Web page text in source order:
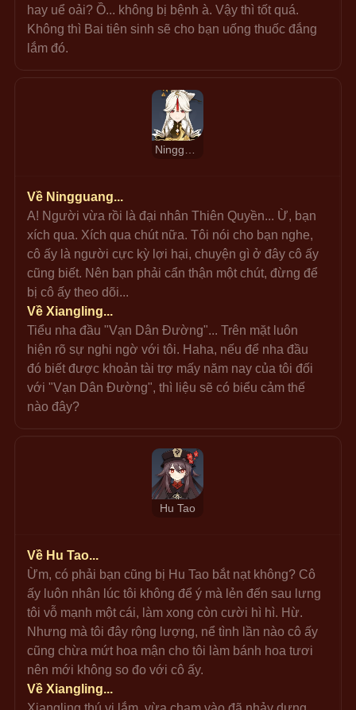
hay uể oải? Ồ... không bị bệnh à. Vậy thì tốt quá.
Không thì Bai tiên sinh sẽ cho bạn uống thuốc đắng
lắm đó.
Về Ningguang...
A! Người vừa rồi là đại nhân Thiên Quyền... Ừ, bạn
xích qua. Xích qua chút nữa. Tôi nói cho bạn nghe,
cô ấy là người cực kỳ lợi hại, chuyện gì ở đây cô ấy
cũng biết. Nên bạn phải cẩn thận một chút, đừng để
bị cô ấy theo dõi...
Về Xiangling...
Tiểu nha đầu "Vạn Dân Đường"... Trên mặt luôn
hiện rõ sự nghi ngờ với tôi. Haha, nếu để nha đầu
đó biết được khoản tài trợ mấy năm nay của tôi đối
với "Vạn Dân Đường", thì liệu sẽ có biểu cảm thế
nào đây?
Hu Tao
Về Hu Tao...
Ừm, có phải bạn cũng bị Hu Tao bắt nạt không? Cô
ấy luôn nhân lúc tôi không để ý mà lẻn đến sau lưng
tôi vỗ mạnh một cái, làm xong còn cười hì hì. Hừ.
Nhưng mà tôi đây rộng lượng, nể tình lần nào cô ấy
cũng chừa mứt hoa mận cho tôi làm bánh hoa tươi
nên mới không so đo với cô ấy.
Về Xiangling...